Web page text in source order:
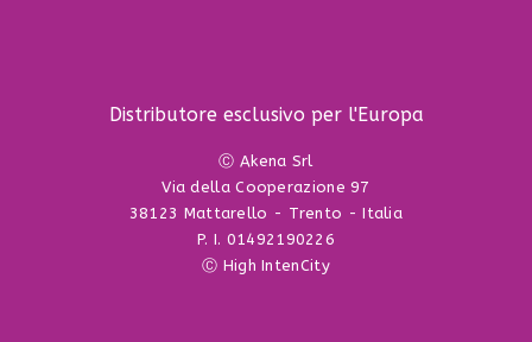
Distributore esclusivo per l'Europa
Ⓒ Akena Srl
Via della Cooperazione 97
38123 Mattarello - Trento - Italia
P. I. 01492190226
Ⓒ High IntenCity